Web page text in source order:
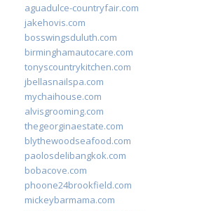
aguadulce-countryfair.com
jakehovis.com
bosswingsduluth.com
birminghamautocare.com
tonyscountrykitchen.com
jbellasnailspa.com
mychaihouse.com
alvisgrooming.com
thegeorginaestate.com
blythewoodseafood.com
paolosdelibangkok.com
bobacove.com
phoone24brookfield.com
mickeybarmama.com